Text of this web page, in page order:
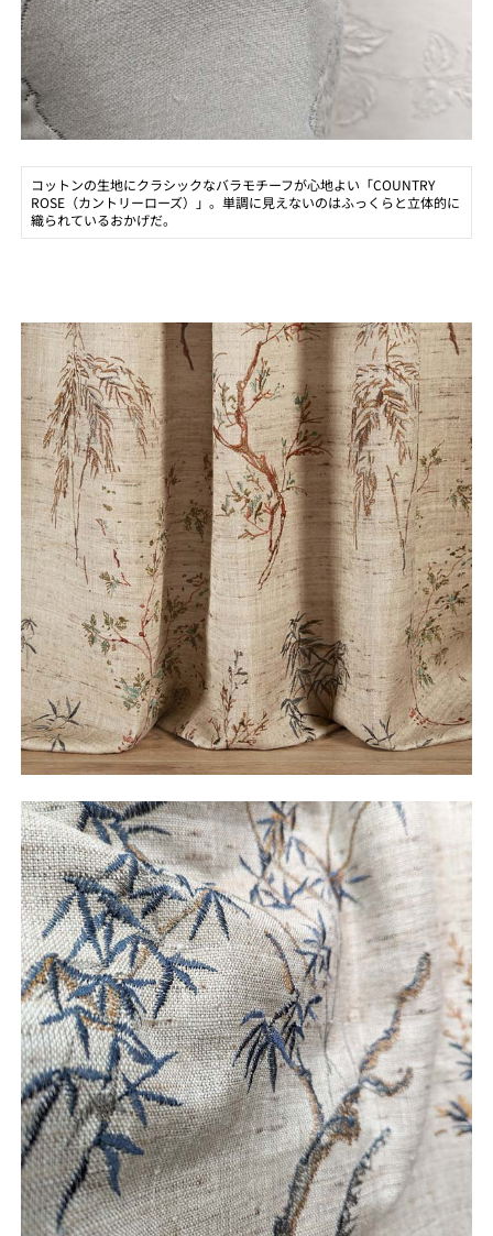
コットンの生地にクラシックなバラモチーフが心地よい「COUNTRY
ROSE（カントリーローズ）」。単調に見えないのはふっくらと立体的に
織られているおかげだ。